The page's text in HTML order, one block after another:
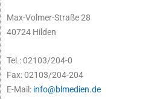
Max-Volmer-Straße 28
40724 Hilden
Tel.: 02103/204-0
Fax: 02103/204-204
E-Mail: info@blmedien.de